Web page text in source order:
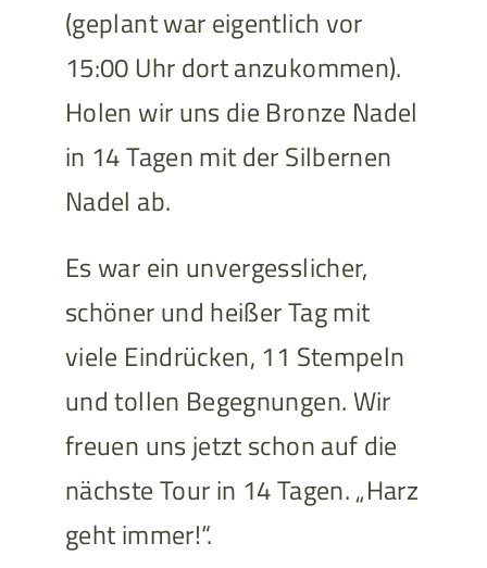
(geplant war eigentlich vor
15:00 Uhr dort anzukommen).
Holen wir uns die Bronze Nadel
in 14 Tagen mit der Silbernen
Nadel ab.
Es war ein unvergesslicher,
schöner und heißer Tag mit
viele Eindrücken, 11 Stempeln
und tollen Begegnungen. Wir
freuen uns jetzt schon auf die
nächste Tour in 14 Tagen. „Harz
geht immer!“.